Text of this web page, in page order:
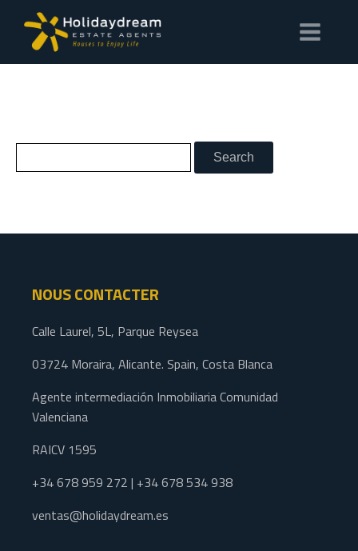
NOUS CONTACTER
Calle Laurel, 5L, Parque Reysea
03724 Moraira, Alicante. Spain, Costa Blanca
Agente intermediación Inmobiliaria Comunidad
Valenciana
RAICV 1595
+34 678 959 272 | +34 678 534 938
ventas@holidaydream.es